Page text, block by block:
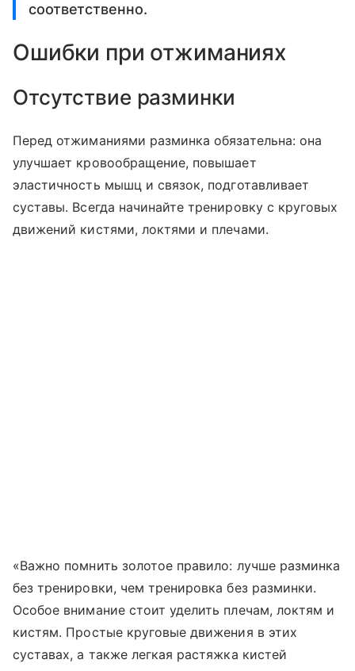
соответственно.
Ошибки при отжиманиях
Отсутствие разминки
Перед отжиманиями разминка обязательна: она
улучшает кровообращение, повышает
эластичность мышц и связок, подготавливает
суставы. Всегда начинайте тренировку с круговых
движений кистями, локтями и плечами.
«Важно помнить золотое правило: лучше разминка
без тренировки, чем тренировка без разминки.
Особое внимание стоит уделить плечам, локтям и
кистям. Простые круговые движения в этих
суставах, а также легкая растяжка кистей